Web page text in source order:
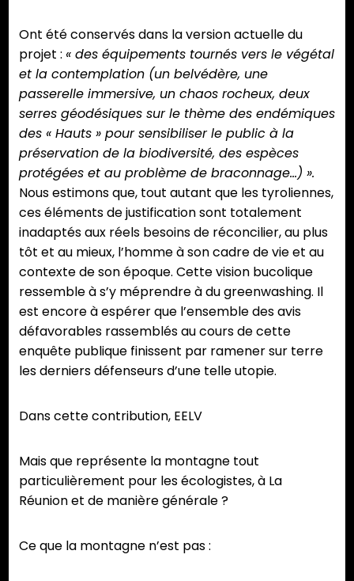
Ont été conservés dans la version actuelle du
projet : « des équipements tournés vers le végétal
et la contemplation (un belvédère, une
passerelle immersive, un chaos rocheux, deux
serres géodésiques sur le thème des endémiques
des « Hauts » pour sensibiliser le public à la
préservation de la biodiversité, des espèces
protégées et au problème de braconnage…) ».
Nous estimons que, tout autant que les tyroliennes,
ces éléments de justification sont totalement
inadaptés aux réels besoins de réconcilier, au plus
tôt et au mieux, l’homme à son cadre de vie et au
contexte de son époque. Cette vision bucolique
ressemble à s’y méprendre à du greenwashing. Il
est encore à espérer que l’ensemble des avis
défavorables rassemblés au cours de cette
enquête publique finissent par ramener sur terre
les derniers défenseurs d’une telle utopie.
Dans cette contribution, EELV
Mais que représente la montagne tout
particulièrement pour les écologistes, à La
Réunion et de manière générale ?
Ce que la montagne n’est pas :